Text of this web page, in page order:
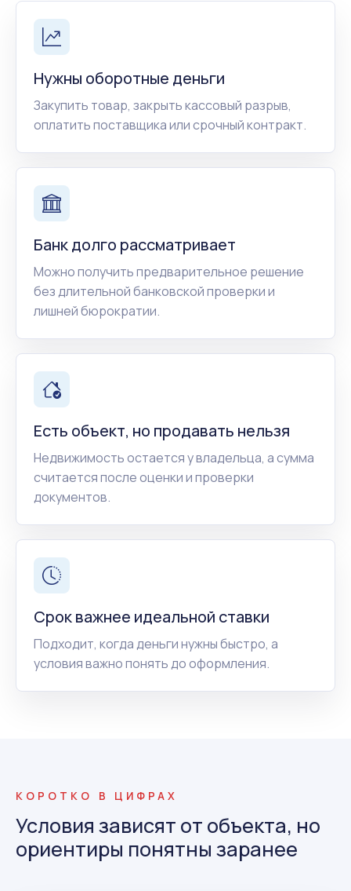
Нужны оборотные деньги
Закупить товар, закрыть кассовый разрыв,
оплатить поставщика или срочный контракт.
Банк долго рассматривает
Можно получить предварительное решение
без длительной банковской проверки и
лишней бюрократии.
Есть объект, но продавать нельзя
Недвижимость остается у владельца, а сумма
считается после оценки и проверки
документов.
Срок важнее идеальной ставки
Подходит, когда деньги нужны быстро, а
условия важно понять до оформления.
КОРОТКО В ЦИФРАХ
Условия зависят от объекта, но
ориентиры понятны заранее